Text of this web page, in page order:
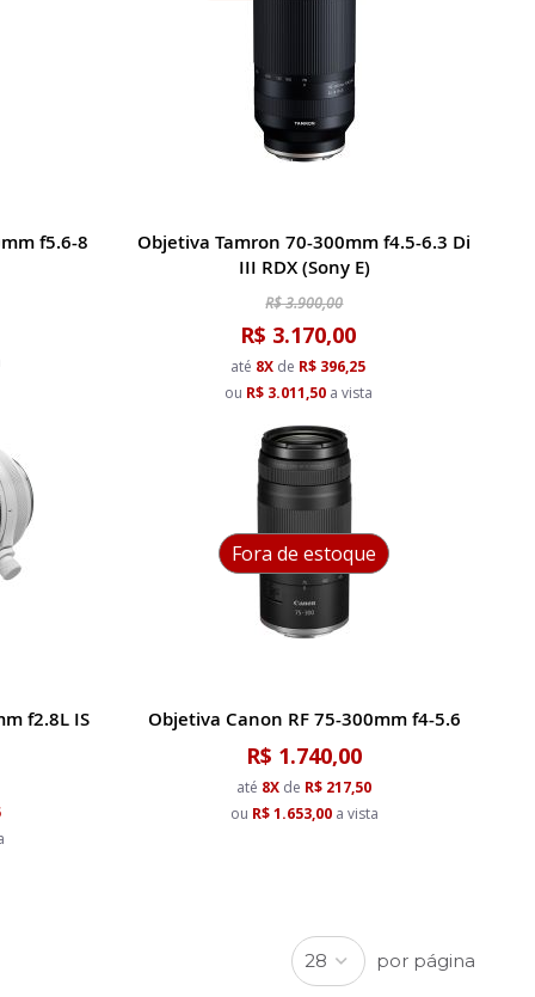
f5.6-8
Objetiva Tamron 70-300mm f4.5-6.3 Di
III RDX (Sony E)
R$ 3.170,00
até 8X de R$ 396,25
ou R$ 3.011,50a vista
R$ 3.900,00
f2.8L IS
Fora de estoque
Objetiva Canon RF 75-300mm f4-5.6
R$ 1.740,00
até 8X de R$ 217,50
ou R$ 1.653,00a vista
por página